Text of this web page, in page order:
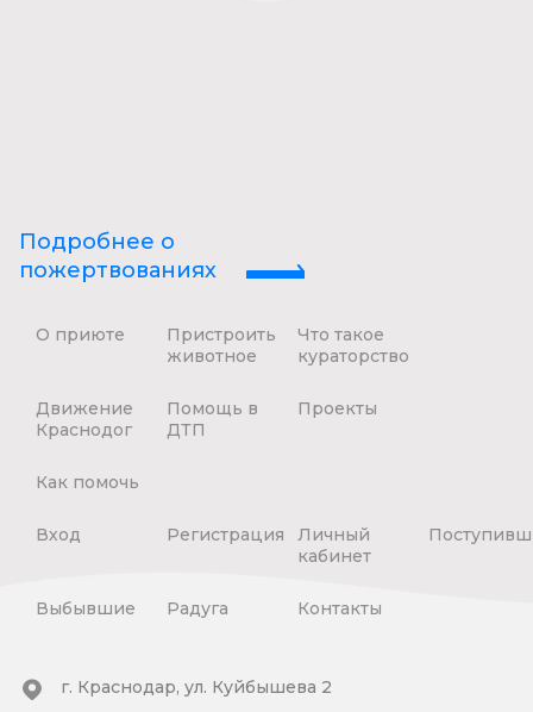
Подробнее о
пожертвованиях
О приюте
Пристроить
животное
Что такое
кураторство
Движение
Краснодог
Помощь в
ДТП
Проекты
Как помочь
Вход Регистрация
Личный
кабинет
Выбывшие Радуга Контакты
г. Краснодар, ул. Куйбышева 2